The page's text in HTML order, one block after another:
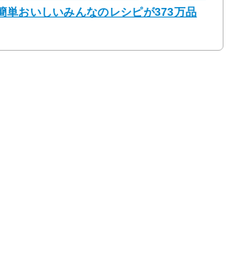
単おいしいみんなのレシピが373万品